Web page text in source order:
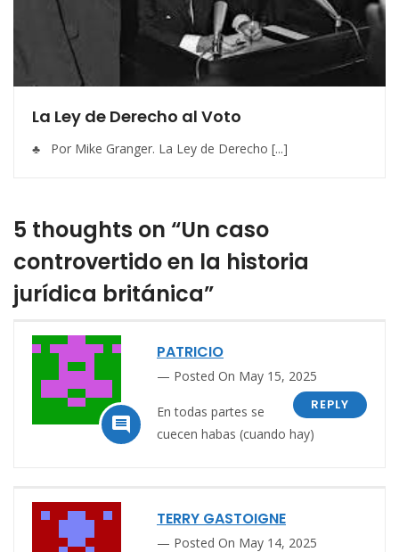
La Ley de Derecho al Voto
♣ Por Mike Granger. La Ley de Derecho [...]
5 thoughts on “Un caso
controvertido en la historia
jurídica británica”

PATRICIO
Posted On May 15, 2025
REPLY
En todas partes se
cuecen habas (cuando hay)
TERRY GASTOIGNE
Posted On May 14, 2025